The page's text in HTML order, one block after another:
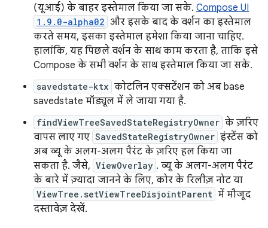
(यूआई) के बाहर इस्तेमाल किया जा सके. Compose UI
1.9.0-alpha02 और इसके बाद के वर्शन का इस्तेमाल
करते समय, इसका इस्तेमाल हमेशा किया जाना चाहिए.
हालांकि, यह पिछले वर्शन के साथ काम करता है, ताकि इसे
Compose के सभी वर्शन के साथ इस्तेमाल किया जा सके.
savedstate-ktx कोटलिन एक्सटेंशन को अब base
savedstate मॉड्यूल में ले जाया गया है.
findViewTreeSavedStateRegistryOwner के ज़रिए
वापस लाए गए SavedStateRegistryOwner इंस्टेंस को
अब व्यू के अलग-अलग पैरंट के ज़रिए हल किया जा
सकता है. जैसे, ViewOverlay . व्यू के अलग-अलग पैरंट
के बारे में ज़्यादा जानने के लिए, कोर के रिलीज़ नोट या
ViewTree.setViewTreeDisjointParent में मौजूद
दस्तावेज़ देखें.